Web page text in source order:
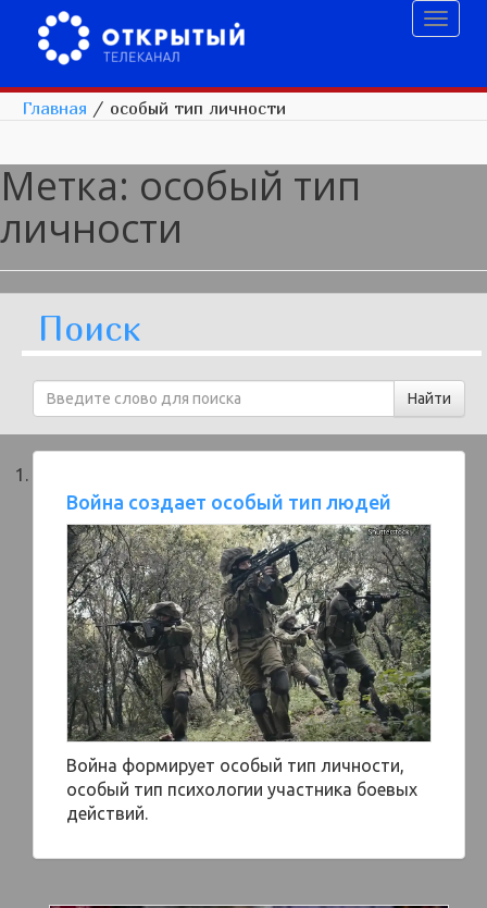
Главная / особый тип личности
Метка: особый тип
личности
Поиск
Война создает особый тип людей
Война формирует особый тип личности,
особый тип психологии участника боевых
действий.